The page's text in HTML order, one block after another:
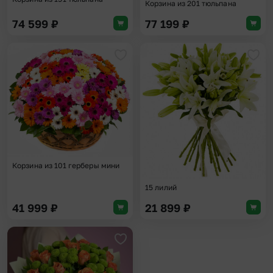
74 599 ₽
Корзина из 201 тюльпана
77 199 ₽
Добавить в избранное
Корзина из 101 герберы мини
41 999 ₽
15 лилий
21 899 ₽